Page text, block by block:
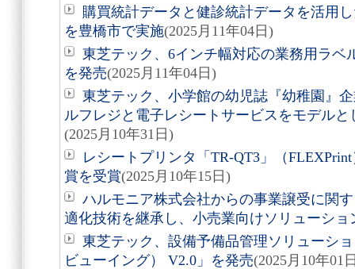
購買統計データと健診統計データを活用
を豊橋市で実施(2025月11年04日)
東芝テック、6インチ幅対応の業務用ラベ
を発売(2025月11年04日)
東芝テック、小学館の幼児誌『幼稚園』
ルフレジと電子レシートサービスをモデル
(2025月10年31日)
レシートプリンタ「TR-QT3」（
賞を受賞(2025月10年15日)
ハルモニア株式会社からの事業譲受に関
適化技術を継承し、小売業向けソリューショ
東芝テック、設備予備品管理ソリューシ
ビューイング） V2.0」を発売(2025月10年01